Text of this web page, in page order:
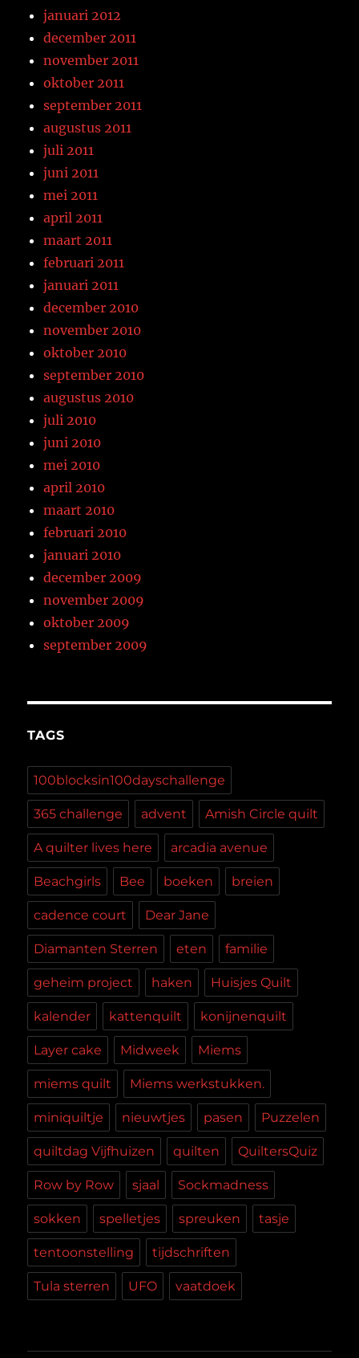
januari 2012
december 2011
november 2011
oktober 2011
september 2011
augustus 2011
juli 2011
juni 2011
mei 2011
april 2011
maart 2011
februari 2011
januari 2011
december 2010
november 2010
oktober 2010
september 2010
augustus 2010
juli 2010
juni 2010
mei 2010
april 2010
maart 2010
februari 2010
januari 2010
december 2009
november 2009
oktober 2009
september 2009
TAGS
100blocksin100dayschallenge
365 challenge advent Amish Circle quilt
A quilter lives here arcadia avenue
Beachgirls Bee boeken breien
cadence court Dear Jane
Diamanten Sterren eten familie
geheim project haken Huisjes Quilt
kalender kattenquilt konijnenquilt
Layer cake Midweek Miems
miems quilt Miems werkstukken.
miniquiltje nieuwtjes pasen Puzzelen
quiltdag Vijfhuizen quilten QuiltersQuiz
Row by Row sjaal Sockmadness
sokken spelletjes spreuken tasje
tentoonstelling tijdschriften
Tula sterren UFO vaatdoek